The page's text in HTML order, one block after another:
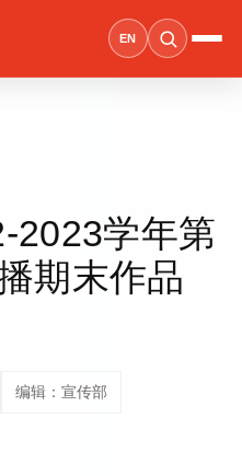
EN
2023学年第
期末作品
编辑：宣传部